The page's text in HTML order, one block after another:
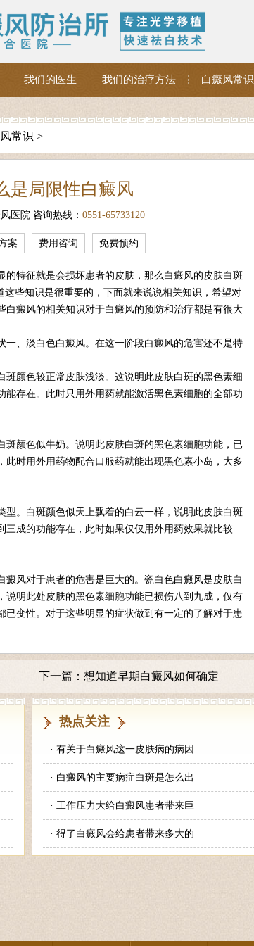
我们的医生 我们的治疗方法 白癜风常识
常识 >
是局限性白癜风
医院 咨询热线： 0551-65733120
案 费用咨询 免费预约
特征就是会损坏患者的皮肤，那么白癜风的皮肤白斑
些知识是很重要的，下面就来说说相关知识，希望对
白癜风的相关知识对于白癜风的预防和治疗都是有很大
、淡白色白癜风。在这一阶段白癜风的危害还不是特
颜色较正常皮肤浅淡。这说明此皮肤白斑的黑色素细
能存在。此时只用外用药就能激活黑色素细胞的全部功
颜色似牛奶。说明此皮肤白斑的黑色素细胞功能，已
时用外用药物配合口服药就能出现黑色素小岛，大多
。白斑颜色似天上飘着的白云一样，说明此皮肤白斑
三成的功能存在，此时如果仅仅用外用药效果就比较
风对于患者的危害是巨大的。瓷白色白癜风是皮肤白
说明此处皮肤的黑色素细胞功能已损伤八到九成，仅有
变性。对于这些明显的症状做到有一定的了解对于患
下一篇： 想知道早期白癜风如何确定
热点关注
· 有关于白癜风这一皮肤病的病因
· 白癜风的主要病症白斑是怎么出
· 工作压力大给白癜风患者带来巨
· 得了白癜风会给患者带来多大的